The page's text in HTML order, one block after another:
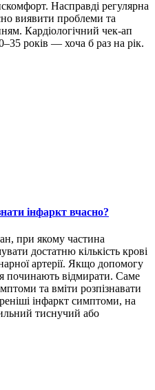
Насправді регулярна
виявити проблеми та
Кардіологічний чек-ап
років — хоча б раз на рік.
інфаркт вчасно?
при якому частина
достатню кількість крові
артерії. Якщо допомогу
починають відмирати. Саме
та вміти розпізнавати
інфаркт симптоми, на
тиснучий або